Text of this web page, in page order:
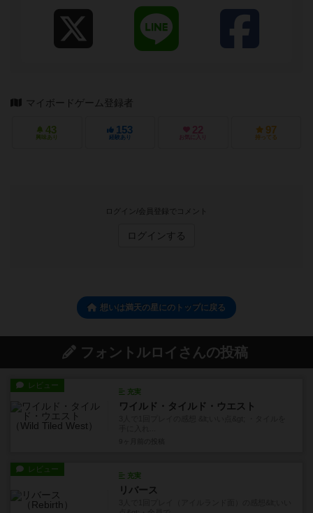
マイボードゲーム登録者
43
興味あり
153
経験あり
22
お気に入り
97
持ってる
ログイン/会員登録でコメント
ログインする
想いは満天の星にのトップに戻る
フォントルロイさんの投稿
レビュー
充実
ワイルド・タイルド・ウエスト
レビュー
充実
リバース